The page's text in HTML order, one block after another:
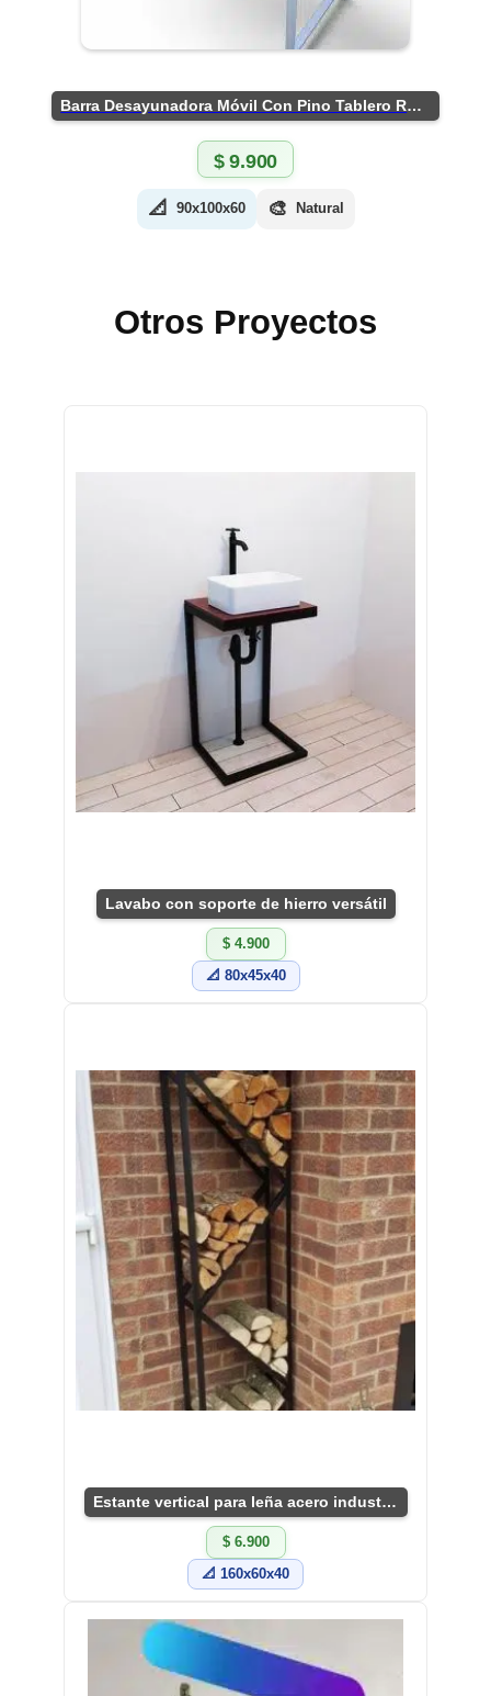
Barra Desayunadora Móvil Con Pino Tablero Rústico
$9.900
📐 90x100x60 🎨 Natural
Otros Proyectos
Lavabo con soporte de hierro versátil
$ 4.900
📐 80x45x40
Estante vertical para leña acero industrial
$ 6.900
📐 160x60x40